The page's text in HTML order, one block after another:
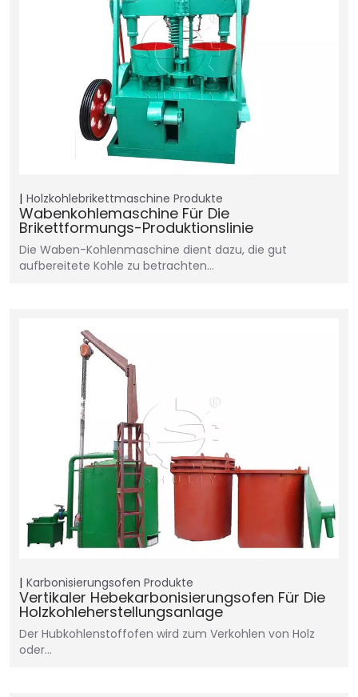
Holzkohlebrikettmaschine Produkte
Wabenkohlemaschine Für Die
Brikettformungs-Produktionslinie
Die Waben-Kohlenmaschine dient dazu, die gut
aufbereitete Kohle zu betrachten…
Karbonisierungsofen Produkte
Vertikaler Hebekarbonisierungsofen Für Die
Holzkohleherstellungsanlage
Der Hubkohlenstoffofen wird zum Verkohlen von Holz
oder…